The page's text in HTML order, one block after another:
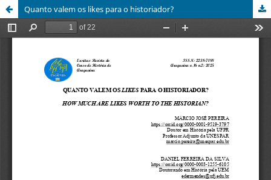
Quanto valem os likes para o historiador?